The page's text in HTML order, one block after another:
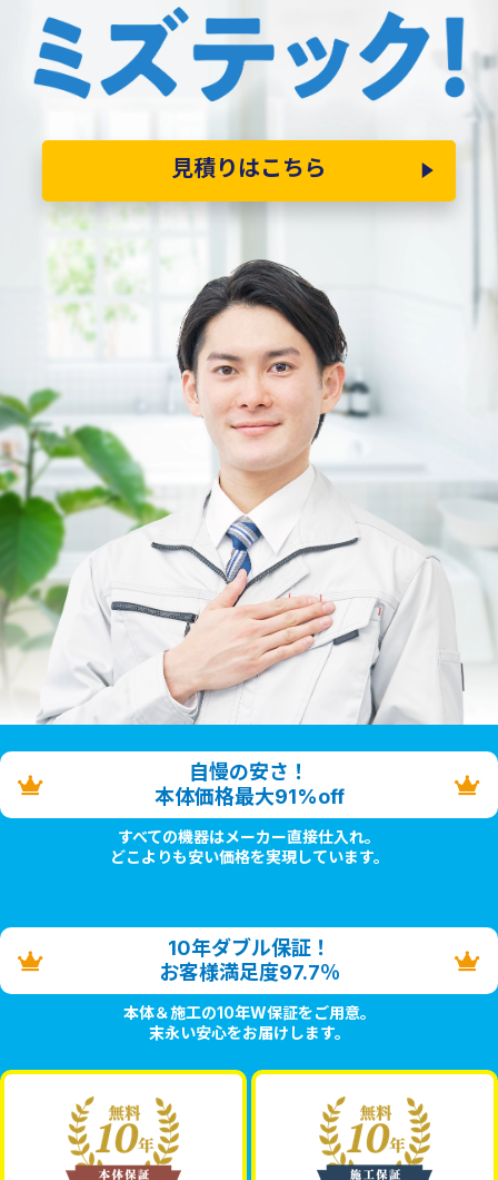
見積りはこちら
自慢の安さ！
本体価格最大91%off
すべての機器はメーカー直接仕入れ。
どこよりも安い価格を実現しています。
10年ダブル保証！
お客様満足度97.7％
本体＆施工の10年W保証をご用意。
末永い安心をお届けします。